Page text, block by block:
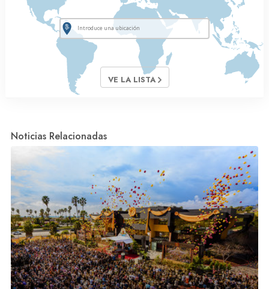
VE LA LISTA
Noticias Relacionadas